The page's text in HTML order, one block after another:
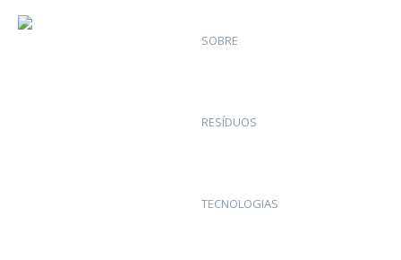
SOBRE
RESÍDUOS
TECNOLOGIAS